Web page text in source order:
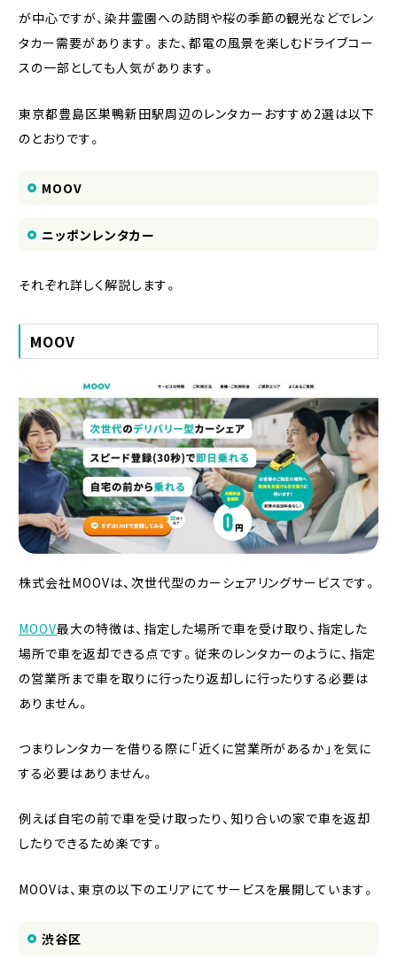
が中心ですが、染井霊園への訪問や桜の季節の観光などでレン
タカー需要があります。また、都電の風景を楽しむドライブコー
スの一部としても人気があります。
東京都豊島区巣鴨新田駅周辺のレンタカーおすすめ2選は以下
のとおりです。
MOOV
ニッポンレンタカー
それぞれ詳しく解説します。
MOOV
株式会社MOOVは、次世代型のカーシェアリングサービスです。
MOOV最大の特徴は、指定した場所で車を受け取り、指定した
場所で車を返却できる点です。従来のレンタカーのように、指定
の営業所まで車を取りに行ったり返却しに行ったりする必要は
ありません。
つまりレンタカーを借りる際に「近くに営業所があるか」を気に
する必要はありません。
例えば自宅の前で車を受け取ったり、知り合いの家で車を返却
したりできるため楽です。
MOOVは、東京の以下のエリアにてサービスを展開しています。
渋谷区